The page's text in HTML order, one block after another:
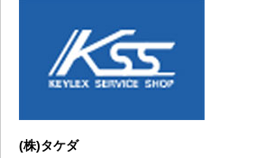
(株)タケダ